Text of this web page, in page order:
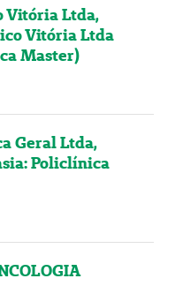
Vitória Ltda,
Vitória Ltda
Master)
Geral Ltda,
Policlínica